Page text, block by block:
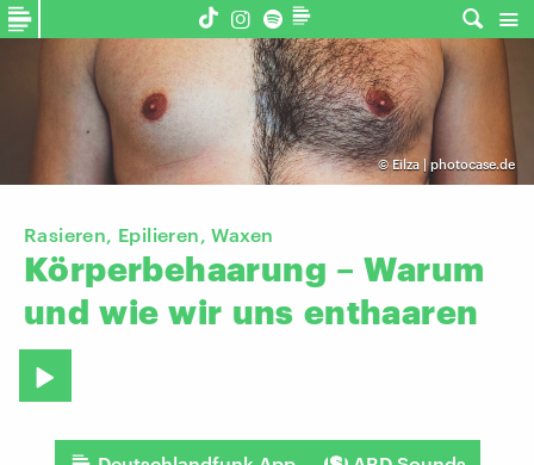
©Eilza | photocase.de
Rasieren, Epilieren, Waxen
Körperbehaarung – Warum
und wie wir uns enthaaren